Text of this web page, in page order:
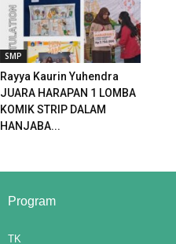
SMP
Rayya Kaurin Yuhendra
JUARA HARAPAN 1 LOMBA
KOMIK STRIP DALAM
HANJABA...
Program
TK